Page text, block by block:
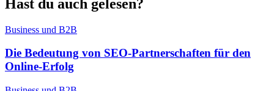
Hast du auch gelesen?
Business und B2B
Die Bedeutung von SEO-Partnerschaften für den
Online-Erfolg